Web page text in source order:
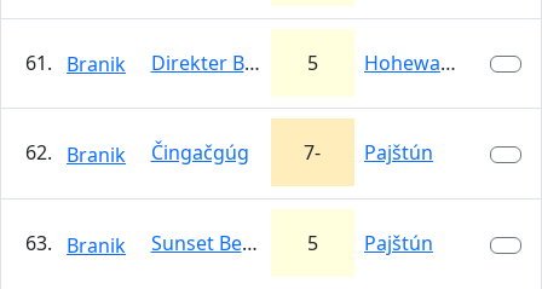
61. Branik Direkter Bergfreundesteig 5 Hohewand
62. Branik Čingačgúg 7- Pajštún
63. Branik Sunset Beach 5 Pajštún